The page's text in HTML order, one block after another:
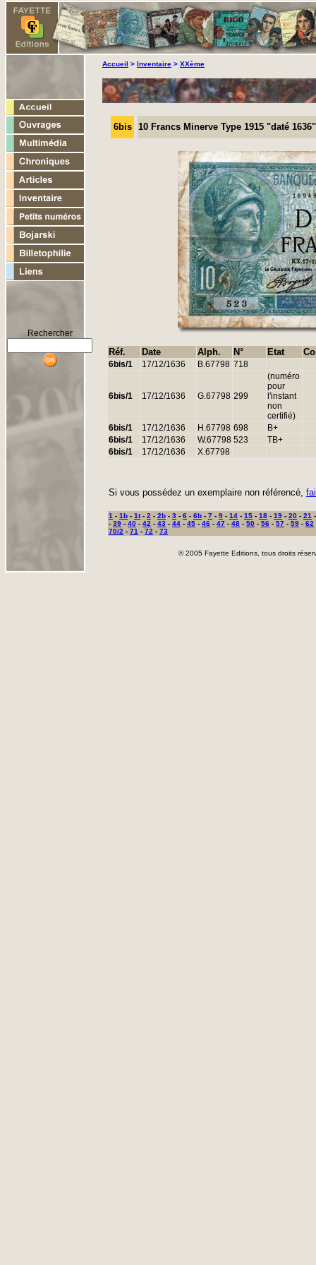
Rechercher
Accueil > Inventaire > XXème
6bis 10 Francs Minerve Type 1915 "daté 1636"
Réf. Date Alph. N° Etat
6bis/1 17/12/1636 B.67798 718
6bis/1 17/12/1636 G.67798 299
(numéro
pour
l'instant
non
certifié)
6bis/1
17/12/1636 H.67798 698
B+
6bis/1
17/12/1636 W.67798 523
TB+
6bis/1
17/12/1636 X.67798
Si vous possédez un exemplaire non référencé,
1 - 1b - 1t- 2 - 2b - 3 - 6 - 6b - 7 - 9 - 14 - 15 - 18 - 19 - 20 - 21
- 39 - 40 - 42 - 43 - 44 - 45 - 46 - 47 - 48 - 50 - 56 - 57 - 59 - 62
70/2 - 71 - 72 - 73
© 2005 Fayette Editions, tous droits